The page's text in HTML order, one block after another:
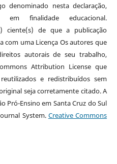
denominado nesta declaração,
finalidade educacional.
ciente(s) de que a publicação
com uma Licença Os autores que
autorais de seu trabalho,
Attribution License que
e redistribuídos sem
seja corretamente citado. A
Pró-Ensino em Santa Cruz do Sul
System. Creative Commons